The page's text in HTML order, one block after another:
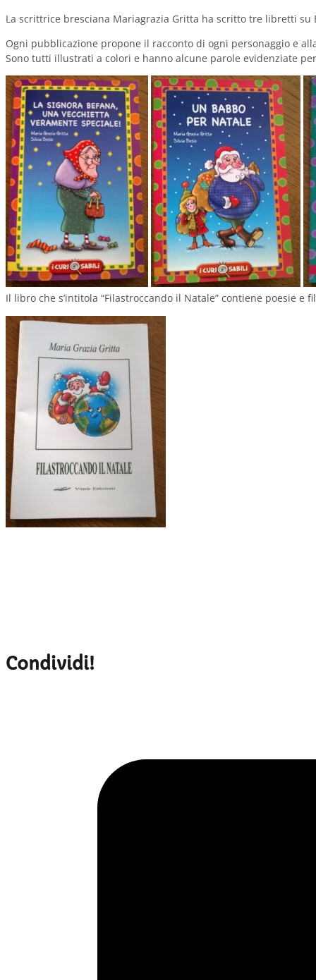
La scrittrice bresciana Mariagrazia Gritta ha scritto tre libretti su
Ogni pubblicazione propone il racconto di ogni personaggio e
Sono tutti illustrati a colori e hanno alcune parole evidenziate
Il libro che s’intitola “Filastroccando il Natale” contiene poesie e
Condividi!